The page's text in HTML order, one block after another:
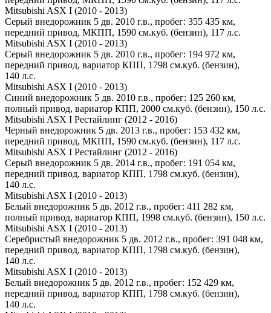
Mitsubishi ASX I (2010 - 2013)
Серый внедорожник 5 дв. 2010 г.в., пробег: 355 435 км,
передний привод, МКПП, 1590 см.куб. (бензин), 117 л.с.
Mitsubishi ASX I (2010 - 2013)
Серый внедорожник 5 дв. 2010 г.в., пробег: 194 972 км,
передний привод, вариатор КПП, 1798 см.куб. (бензин),
140 л.с.
Mitsubishi ASX I (2010 - 2013)
Синий внедорожник 5 дв. 2010 г.в., пробег: 125 260 км,
полный привод, вариатор КПП, 2000 см.куб. (бензин), 150 л.с.
Mitsubishi ASX I Рестайлинг (2012 - 2016)
Черный внедорожник 5 дв. 2013 г.в., пробег: 153 432 км,
передний привод, МКПП, 1590 см.куб. (бензин), 117 л.с.
Mitsubishi ASX I Рестайлинг (2012 - 2016)
Серый внедорожник 5 дв. 2014 г.в., пробег: 191 054 км,
передний привод, вариатор КПП, 1798 см.куб. (бензин),
140 л.с.
Mitsubishi ASX I (2010 - 2013)
Белый внедорожник 5 дв. 2012 г.в., пробег: 411 282 км,
полный привод, вариатор КПП, 1998 см.куб. (бензин), 150 л.с.
Mitsubishi ASX I (2010 - 2013)
Серебристый внедорожник 5 дв. 2012 г.в., пробег: 391 048 км,
передний привод, вариатор КПП, 1798 см.куб. (бензин),
140 л.с.
Mitsubishi ASX I (2010 - 2013)
Белый внедорожник 5 дв. 2012 г.в., пробег: 152 429 км,
передний привод, вариатор КПП, 1798 см.куб. (бензин),
140 л.с.